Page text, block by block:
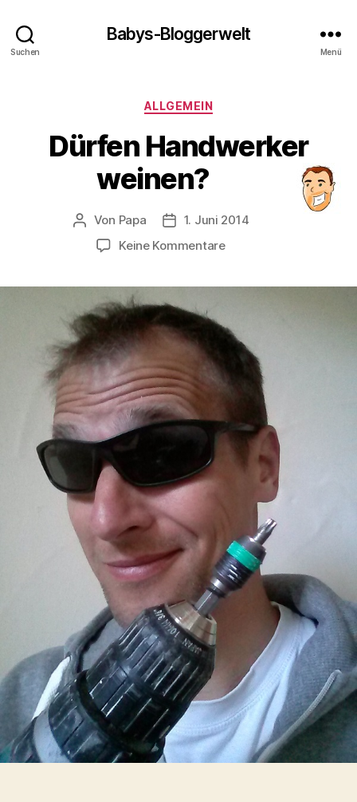
Suchen
Babys-Bloggerwelt
Menü
Kategorien
ALLGEMEIN
Dürfen Handwerker
weinen?
Beitragsautor
Von Papa Veröffentlichungsdatum
1. Juni 2014
Keine Kommentarezu